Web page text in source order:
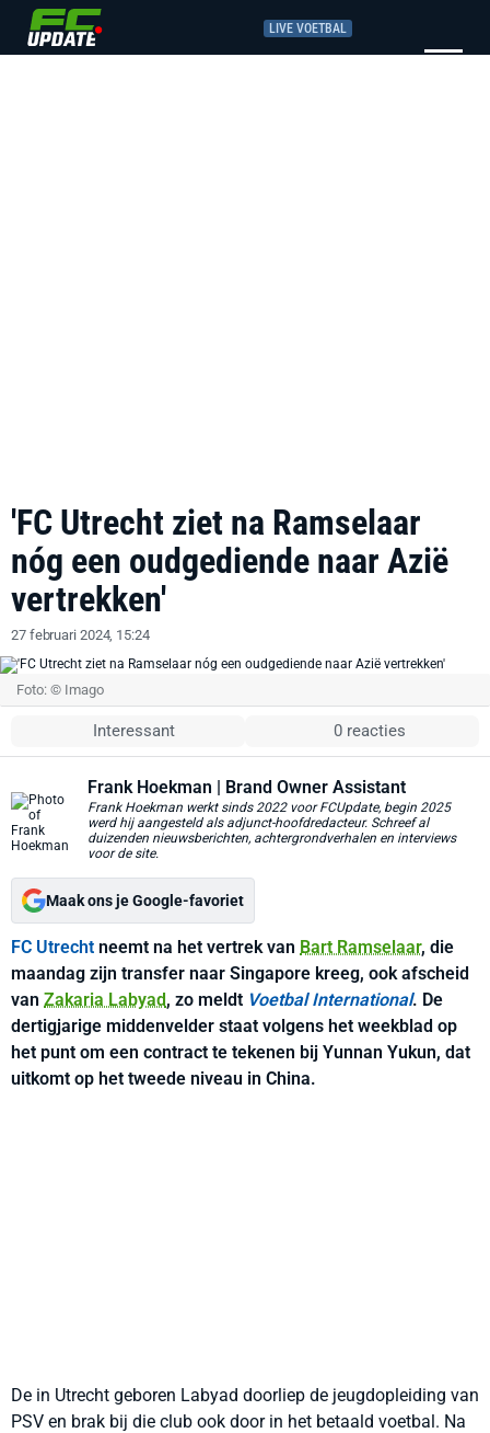
LIVE VOETBAL
'FC Utrecht ziet na Ramselaar
nóg een oudgediende naar Azië
vertrekken'
27 februari 2024, 15:24
Foto: © Imago
Interessant 0 reacties
Frank Hoekman | Brand Owner Assistant
Frank Hoekman werkt sinds 2022 voor FCUpdate, begin 2025
werd hij aangesteld als adjunct-hoofdredacteur. Schreef al
duizenden nieuwsberichten, achtergrondverhalen en interviews
voor de site.
Maak ons je Google-favoriet
FC Utrecht neemt na het vertrek van Bart Ramselaar, die
maandag zijn transfer naar Singapore kreeg, ook afscheid
van Zakaria Labyad, zo meldt Voetbal International. De
dertigjarige middenvelder staat volgens het weekblad op
het punt om een contract te tekenen bij Yunnan Yukun, dat
uitkomt op het tweede niveau in China.
De in Utrecht geboren Labyad doorliep de jeugdopleiding van
PSV en brak bij die club ook door in het betaald voetbal. Na